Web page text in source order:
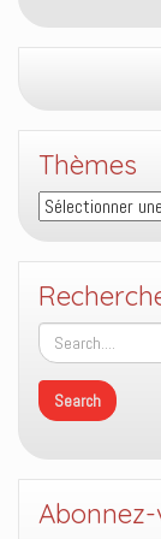
Thèmes
Thèmes